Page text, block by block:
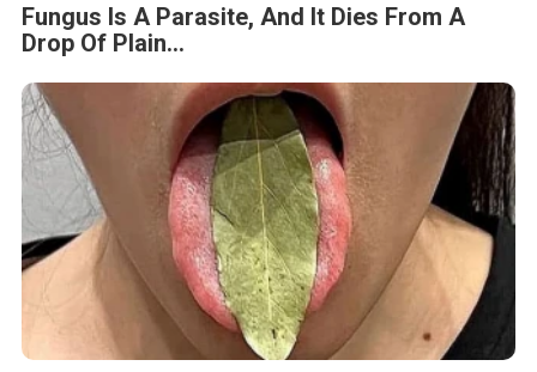
Fungus Is A Parasite, And It Dies From A
Drop Of Plain...